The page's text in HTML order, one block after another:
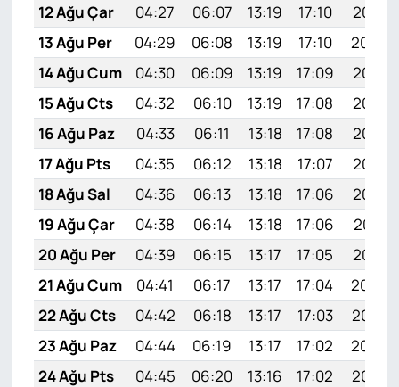
12 Ağu Çar
04:27 06:07 13:19 17:10
20:21
13 Ağu Per
04:29 06:08 13:19 17:10
20:20
14 Ağu Cum
04:30 06:09 13:19 17:09
20:18
15 Ağu Cts
04:32 06:10 13:19 17:08
20:17
16 Ağu Paz
04:33 06:11 13:18 17:08
20:15
17 Ağu Pts
04:35 06:12 13:18 17:07
20:14
18 Ağu Sal
04:36 06:13 13:18 17:06
20:13
19 Ağu Çar
04:38 06:14 13:18 17:06
20:11
20 Ağu Per
04:39 06:15 13:17 17:05
20:10
21 Ağu Cum
04:41 06:17 13:17 17:04
20:08
22 Ağu Cts
04:42 06:18 13:17 17:03
20:07
23 Ağu Paz
04:44 06:19 13:17 17:02
20:05
24 Ağu Pts
04:45 06:20 13:16 17:02
20:03